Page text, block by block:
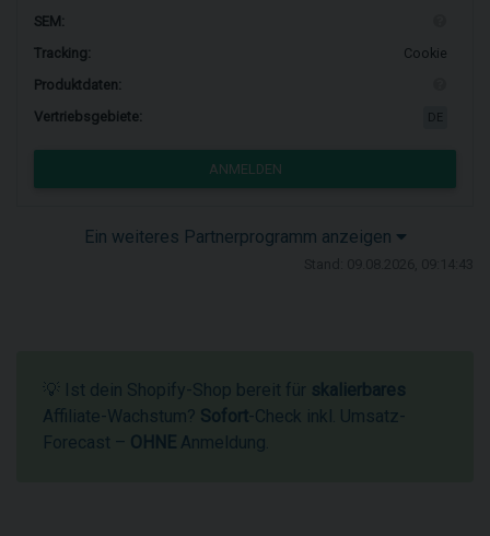
SEM:
Tracking:
Cookie
Produktdaten:
Vertriebsgebiete:
ANMELDEN
Ein weiteres Partnerprogramm anzeigen
💡 Ist dein Shopify-Shop bereit für skalierbares
Affiliate-Wachstum? Sofort-Check inkl. Umsatz-
Forecast – OHNE Anmeldung.